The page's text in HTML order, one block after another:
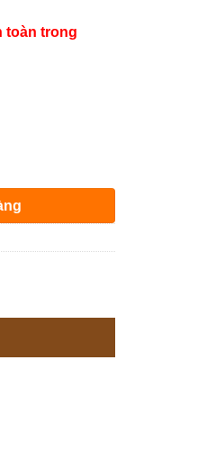
toàn trong
nước số lượng